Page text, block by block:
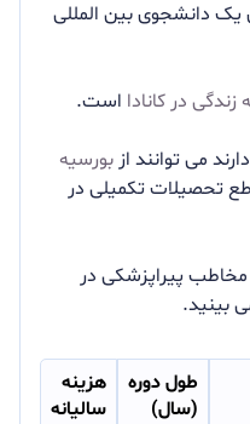
کانادا برای یک دانشجوی بین المللی
زندگی در کانادا است.
می توانند از بورسیه
تحصیلات تکمیلی در
پیراپزشکی در
بینید.
طول دوره
(سال)
هزینه
سالیانه